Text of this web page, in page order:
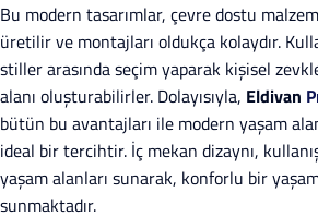
Bu modern tasarımlar, çevre dostu
üretilir ve montajları oldukça kolaydır.
stiller arasında seçim yaparak kişisel
alanı oluşturabilirler. Dolayısıyla, Eldivan
bütün bu avantajları ile modern yaşam
ideal bir tercihtir. İç mekan dizaynı,
yaşam alanları sunarak, konforlu bir
sunmaktadır.